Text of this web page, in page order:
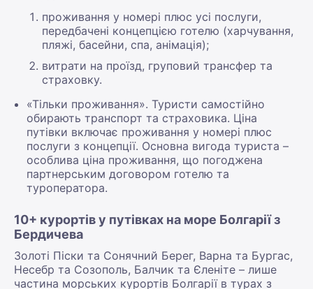
проживання у номері плюс усі послуги,
передбачені концепцією готелю (харчування,
пляжі, басейни, спа, анімація);
витрати на проїзд, груповий трансфер та
страховку.
«Тільки проживання». Туристи самостійно
обирають транспорт та страховика. Ціна
путівки включає проживання у номері плюс
послуги з концепції. Основна вигода туриста –
особлива ціна проживання, що погоджена
партнерським договором готелю та
туроператора.
10+ курортів у путівках на море Болгарії з
Бердичева
Золоті Піски та Сонячний Берег, Варна та Бургас,
Несебр та Созополь, Балчик та Єленіте – лише
частина морських курортів Болгарії в турах з